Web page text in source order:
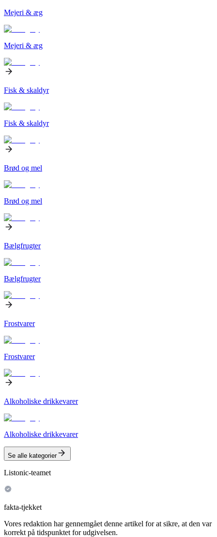
Mejeri & æg
Mejeri & æg
Fisk & skaldyr
Fisk & skaldyr
Brød og mel
Brød og mel
Bælgfrugter
Bælgfrugter
Frostvarer
Frostvarer
Alkoholiske drikkevarer
Alkoholiske drikkevarer
Se alle kategorier
Listonic-teamet
fakta-tjekket
Vores redaktion har gennemgået denne artikel for at sikre, at den var
korrekt på tidspunktet for udgivelsen.